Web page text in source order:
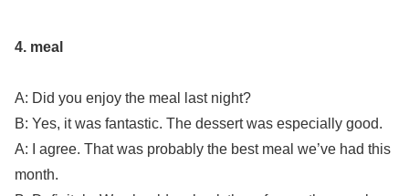
4. meal
A: Did you enjoy the meal last night?
B: Yes, it was fantastic. The dessert was especially good.
A: I agree. That was probably the best meal we’ve had this
month.